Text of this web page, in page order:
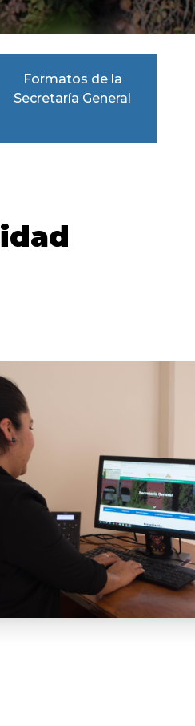
Formatos de la
Secretaría General